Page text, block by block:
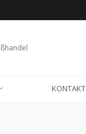
KONTAKT